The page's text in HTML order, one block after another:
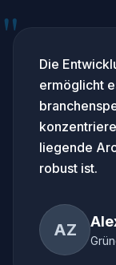
"
Die
ermöglicht
liegende
robust ist.
AZ